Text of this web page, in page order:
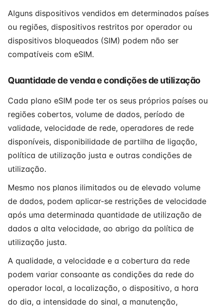
Alguns dispositivos vendidos em determinados países
ou regiões, dispositivos restritos por operador ou
dispositivos bloqueados (SIM) podem não ser
compatíveis com eSIM.
Quantidade de venda e condições de utilização
Cada plano eSIM pode ter os seus próprios países ou
regiões cobertos, volume de dados, período de
validade, velocidade de rede, operadores de rede
disponíveis, disponibilidade de partilha de ligação,
política de utilização justa e outras condições de
utilização.
Mesmo nos planos ilimitados ou de elevado volume
de dados, podem aplicar-se restrições de velocidade
após uma determinada quantidade de utilização de
dados a alta velocidade, ao abrigo da política de
utilização justa.
A qualidade, a velocidade e a cobertura da rede
podem variar consoante as condições da rede do
operador local, a localização, o dispositivo, a hora
do dia, a intensidade do sinal, a manutenção,